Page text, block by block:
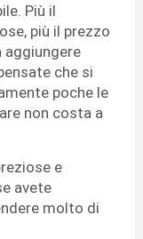
Più il
più il prezzo
aggiungere
che si
poche le
non costa a
e
avete
molto di